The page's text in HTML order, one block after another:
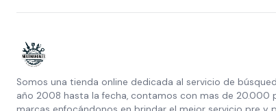
Somos una tienda online dedicada al servicio de
año 2008 hasta la fecha, contamos con mas de 20.000